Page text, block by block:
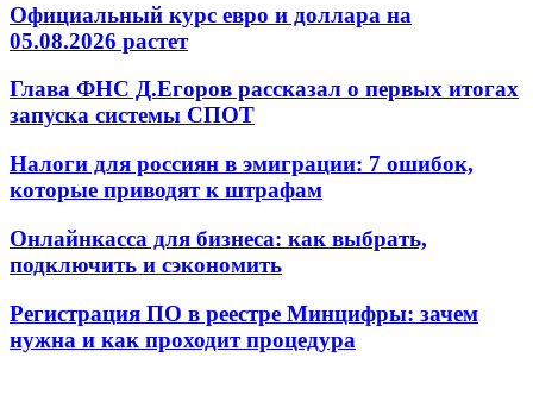
Официальный курс евро и доллара на
05.08.2026 растет
Глава ФНС Д.Егоров рассказал о первых итогах
запуска системы СПОТ
Налоги для россиян в эмиграции: 7 ошибок,
которые приводят к штрафам
Онлайнкасса для бизнеса: как выбрать,
подключить и сэкономить
Регистрация ПО в реестре Минцифры: зачем
нужна и как проходит процедура